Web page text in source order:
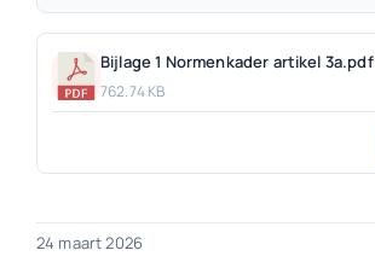
Bijlage 1 Normenkader artikel 3a.pdf
762.74 KB
24 maart 2026